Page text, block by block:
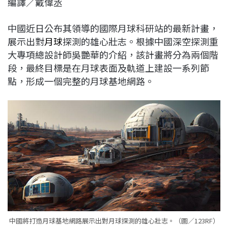
c
b
o
o
k
n
a
d
s
e
d
I
n
L
i
n
k
中國近日公布其領導的國際月球科研站的最新計畫，
展示出對月球探測的雄心壯志。根據中國深空探測重
大專項總設計師吳艷華的介紹，該計畫將分為兩個階
段，最終目標是在月球表面及軌道上建設一系列節
點，形成一個完整的月球基地網路。
中國將打造月球基地網路展示出對月球探測的雄心壯志。（圖／123RF）